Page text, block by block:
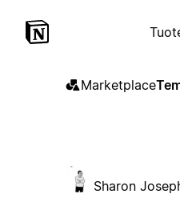
Marketplace
Sharon